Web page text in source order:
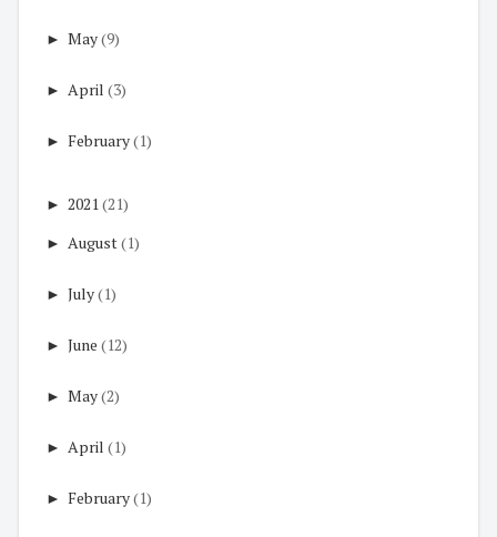
► May(9)
► April (3)
► February(1)
► 2021 (21)
► August(1)
► July(1)
► June (12)
► May(2)
► April (1)
► February(1)